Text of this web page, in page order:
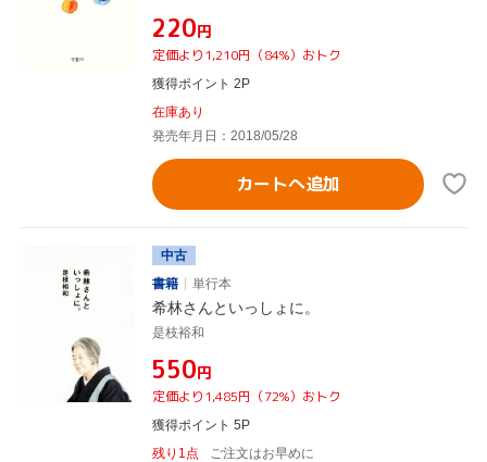
¥220円
定価より1,210円（84%）おトク
獲得ポイント 2P
在庫あり
発売年月日：2018/05/28
カートへ追加
中古
書籍
単行本
希林さんといっしょに。
是枝裕和
¥550円
定価より1,485円（72%）おトク
獲得ポイント 5P
残り1点
ご注文はお早めに